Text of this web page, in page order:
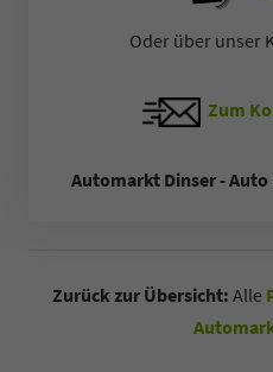
Oder über unser
Zum
Automarkt Dinser -
Zurück zur Übersicht: Alle